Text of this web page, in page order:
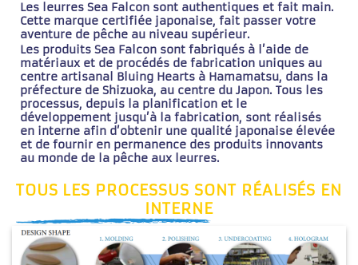
Les leurres Sea Falcon sont authentiques et fait main.
Cette marque certifiée japonaise, fait passer votre
aventure de pêche au niveau supérieur.
Les produits Sea Falcon sont fabriqués à l’aide de
matériaux et de procédés de fabrication uniques au
centre artisanal Bluing Hearts à Hamamatsu, dans la
préfecture de Shizuoka, au centre du Japon. Tous les
processus, depuis la planification et le
développement jusqu’à la fabrication, sont réalisés
en interne afin d’obtenir une qualité japonaise élevée
et de fournir en permanence des produits innovants
au monde de la pêche aux leurres.
TOUS LES PROCESSUS SONT RÉALISÉS EN
INTERNE